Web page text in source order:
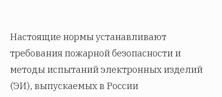
Настоящие нормы устанавливают
требования пожарной безопасности и
методы испытаний электронных изделий
(ЭИ), выпускаемых в России